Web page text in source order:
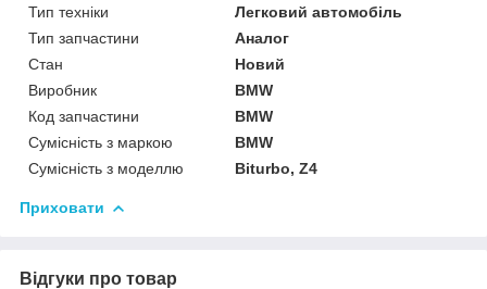
Тип техніки
Легковий автомобіль
Тип запчастини
Аналог
Стан
Новий
Виробник
BMW
Код запчастини
BMW
Сумісність з маркою
BMW
Сумісність з моделлю
Biturbo, Z4
Приховати
Відгуки про товар